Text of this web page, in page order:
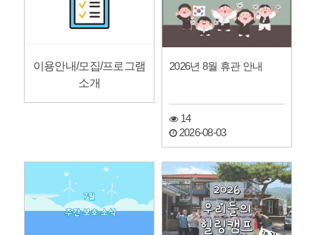
이용안내/모집/프로그램
소개
2026년 8월 휴관 안내
14
2026-08-03